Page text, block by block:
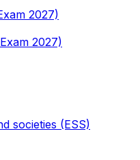
2027)
2027)
societies (ESS)